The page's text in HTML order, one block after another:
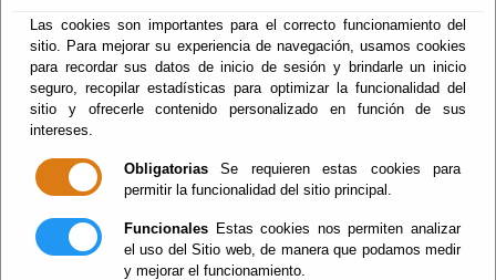
Las cookies son importantes para el correcto funcionamiento del
sitio. Para mejorar su experiencia de navegación, usamos cookies
para recordar sus datos de inicio de sesión y brindarle un inicio
seguro, recopilar estadísticas para optimizar la funcionalidad del
sitio y ofrecerle contenido personalizado en función de sus
intereses.
Obligatorias Se requieren estas cookies para
permitir la funcionalidad del sitio principal.
Funcionales Estas cookies nos permiten analizar
el uso del Sitio web, de manera que podamos medir
y mejorar el funcionamiento.
Inicio - Iniciativas Europeas - Gestión
Gestión
La Unidad de Proyectos Europeos acomete